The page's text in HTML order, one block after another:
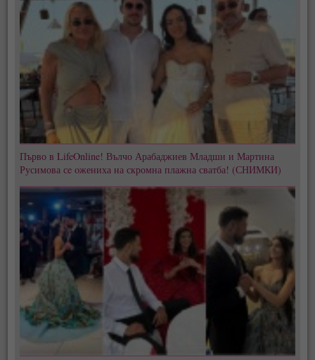
Първо в LifeOnline! Вълчо Арабаджиев Младши и Мартина
Русимова сe oжениха на скромна плажна сватба! (СНИМКИ)